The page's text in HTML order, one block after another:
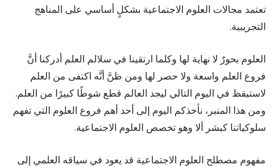
تعتمد مجالات العلوم الاجتماعية بشكلٍ أساسي على المناهج
التجريبية.
العلوم بحورٌ لا نهاية لها وكلما ارتقينا في سلالم العلم أدركنا أنَّ
فروع العلم واسعة ولا حصر لها ومن ظنَّ أنَّه اكتفى من العلم
لاستيقظ في اليوم التالي ليجد العالم قطع شوطًا كبيرًا من العلم.
ومن هذا المنبر، نأخذكم اليوم إلى أحد أهم فروع العلوم التي تفهم
سلوكياتنا كبشر ألا وهو تخصص العلوم الاجتماعية.
مفهوم مصطلح العلوم الاجتماعية قد يعود في سياقه العلمي إلى